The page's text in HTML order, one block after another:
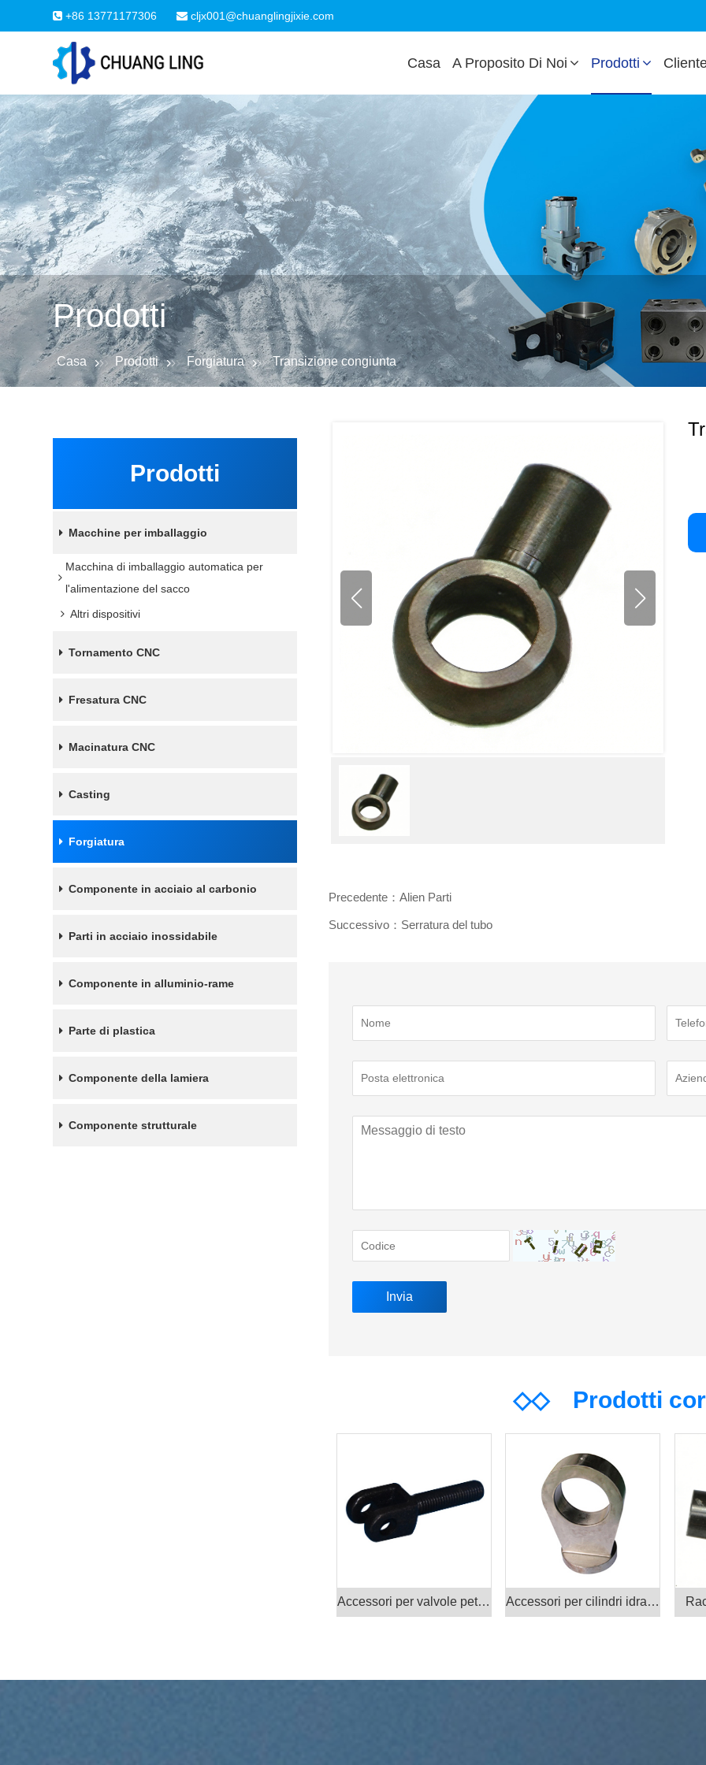
+86 13771177306 cljx001@chuanglingjixie.com
Casa A Proposito Di Noi Prodotti
Prodotti
Casa Prodotti Forgiatura Transizione congiunta
Prodotti
Macchine per imballaggio
Macchina di imballaggio automatica per
l'alimentazione del sacco
Altri dispositivi
Tornamento CNC
Fresatura CNC
Macinatura CNC
Casting
Forgiatura
Componente in acciaio al carbonio
Parti in acciaio inossidabile
Componente in alluminio-rame
Parte di plastica
Componente della lamiera
Componente strutturale
Precedente：Alien Parti
Successivo：Serratura del tubo
◇◇Prodotti
Accessori per valvole petrolifere Prodotti Accessori per cilindri idraulici